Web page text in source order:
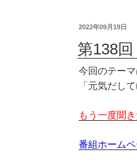
2022年09月19日
第138
今回のテーマ
「元気だし
もう一度聞
番組ホームペ